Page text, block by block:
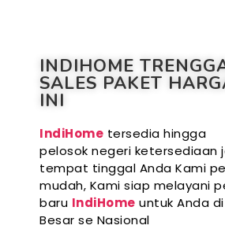
INDIHOME
SALES PAKET
INI
IndiHome tersedia hingga
pelosok negeri ketersediaan
tempat tinggal Anda Kami
mudah, Kami siap melayani
baru IndiHome untuk Anda
Besar se Nasional